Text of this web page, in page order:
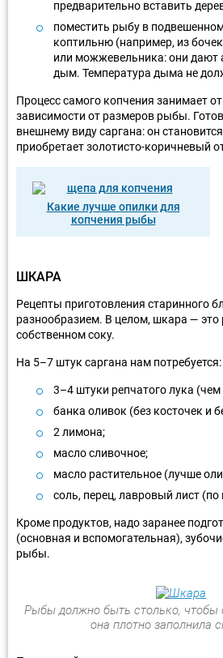
предварительно вставить
поместить рыбу в
коптильню (например, из
или можжевельника: они
дым. Температура дыма не
Процесс самого копчения занимает
зависимости от размеров рыбы.
внешнему виду саргана: он
приобретает золотисто-коричневый
Какие лучше опилки для
копчения рыбы
ШКАРА
Рецепты приготовления старинного
разнообразием. В целом, шкара —
собственном соку.
На 5–7 штук саргана нам потребуется:
3–4 штуки репчатого лука
банка оливок (без косточек и
2 лимона;
масло сливочное;
масло растительное (лучше
соль, перец, лавровый лист (по
Кроме продуктов, надо заранее
(основная и вспомогательная),
рыбы.
Рыбы должно быть столько, чтобы
она плотно заполнила